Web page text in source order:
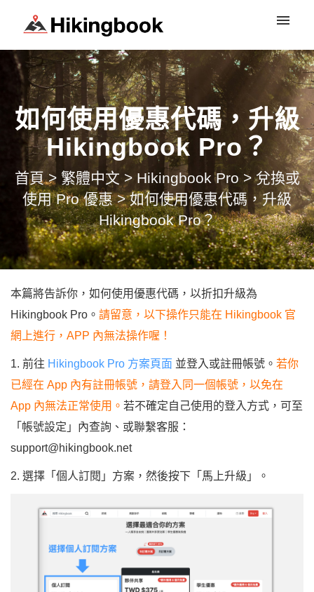
登入
如何使用優惠代碼，升級
Hikingbook Pro？
首頁 > 繁體中文 > Hikingbook Pro > 兌換或
使用 Pro 優惠 > 如何使用優惠代碼，升級
Hikingbook Pro？
本篇將告訴你，如何使用優惠代碼，以折扣升級為
Hikingbook Pro。 請留意，以下操作只能在 Hikingbook 官
網上進行，APP 內無法操作喔！
1. 前往 Hikingbook Pro 方案頁面 並登入或註冊帳號。 若你
已經在 App 內有註冊帳號，請登入同一個帳號，以免在
App 內無法正常使用。 若不確定自己使用的登入方式，可至
「帳號設定」內查詢、或聯繫客服：
support@hikingbook.net
2. 選擇「個人訂閱」方案，然後按下「馬上升級」。